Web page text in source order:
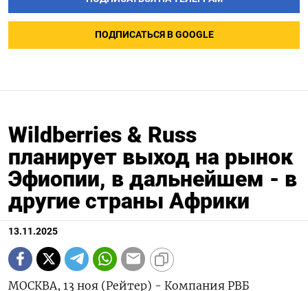
ПОДПИСАТЬСЯ В GOOGLE
Wildberries & Russ
планирует выход на рынок
Эфиопии, в дальнейшем - в
другие страны Африки
13.11.2025
МОСКВА, 13 ноя (Рейтер) - Компания РВБ